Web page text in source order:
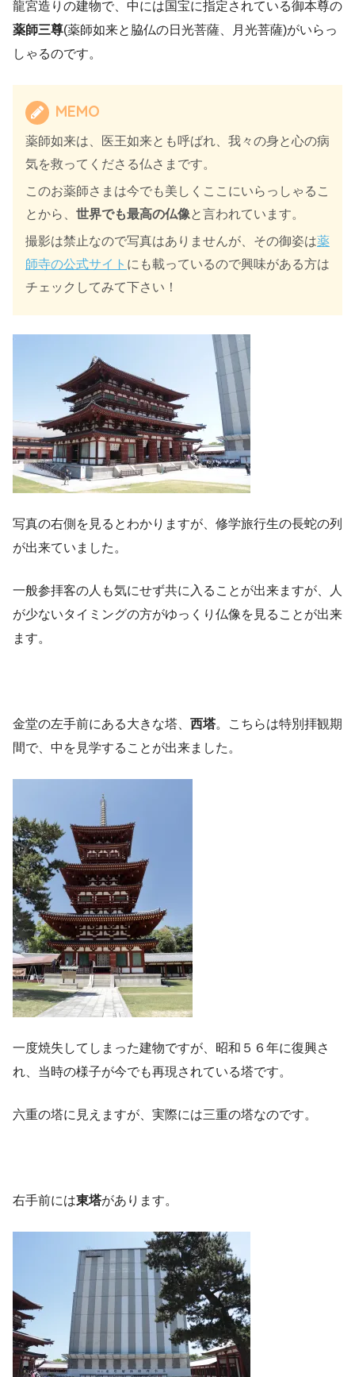
龍宮造りの建物で、中には国宝に指定されている御本尊の
薬師三尊(薬師如来と脇仏の日光菩薩、月光菩薩)がいらっ
しゃるのです。
MEMO
薬師如来は、医王如来とも呼ばれ、我々の身と心の病
気を救ってくださる仏さまです。
このお薬師さまは今でも美しくここにいらっしゃるこ
とから、 世界でも最高の仏像と言われています。
撮影は禁止なので写真はありませんが、その御姿は薬
師寺の公式サイト にも載っているので興味がある方は
チェックしてみて下さい！
写真の右側を見るとわかりますが、修学旅行生の長蛇の列
が出来ていました。
一般参拝客の人も気にせず共に入ることが出来ますが、人
が少ないタイミングの方がゆっくり仏像を見ることが出来
ます。
金堂の左手前にある大きな塔、 西塔。こちらは特別拝観期
間で、中を見学することが出来ました。
一度焼失してしまった建物ですが、昭和５６年に復興さ
れ、当時の様子が今でも再現されている塔です。
六重の塔に見えますが、実際には三重の塔なのです。
右手前には東塔があります。